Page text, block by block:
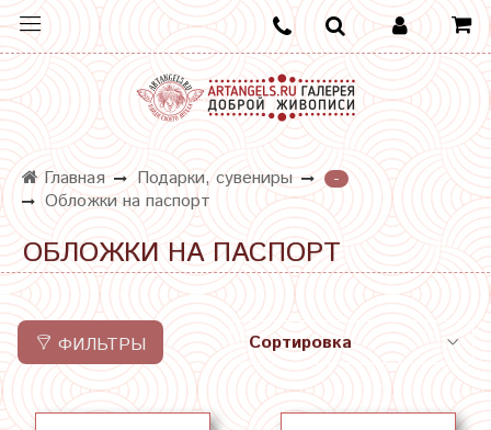
Главная Подарки, сувениры
-
Обложки на паспорт
ОБЛОЖКИ НА ПАСПОРТ
ФИЛЬТРЫ